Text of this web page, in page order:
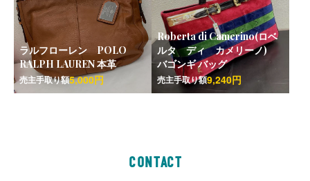
ラルフローレン POLO
RALPH LAUREN 本革
売主手取り額5,000円
Roberta di Camerino(ロベ
ルタ ディ カメリーノ)
バゴンギ バッグ
売主手取り額9,240円
CONTACT